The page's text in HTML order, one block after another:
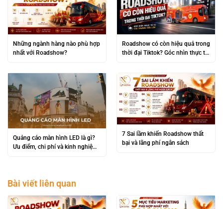
Những ngành hàng nào phù hợp
nhất với Roadshow?
Roadshow có còn hiệu quả trong
thời đại Tiktok? Góc nhìn thực tế
Quảng cáo màn hình LED là gì?
Ưu điểm, chi phí và kinh nghiệm
7 Sai lầm khiến Roadshow thất
bại và lãng phí ngân sách
Bài viết liên quan